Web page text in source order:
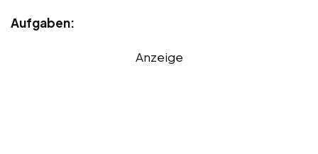
Aufgaben:
Anzeige